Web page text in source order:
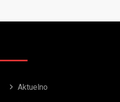
Aktuelno